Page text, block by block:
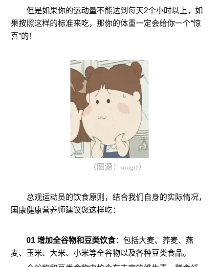
但是如果你的运动量不能达到每天2个小时以上，如
果按照这样的标准来吃，那你的体重一定会给你一个“惊
喜”的！
（图源： soogif）
总观运动员的饮食原则，结合我们自身的实际情况，
国康健康营养师建议您这样吃：
01 增加全谷物和豆类饮食：包括大麦、荞麦、燕
麦、玉米、大米、小米等全谷物以及各种豆类食品。